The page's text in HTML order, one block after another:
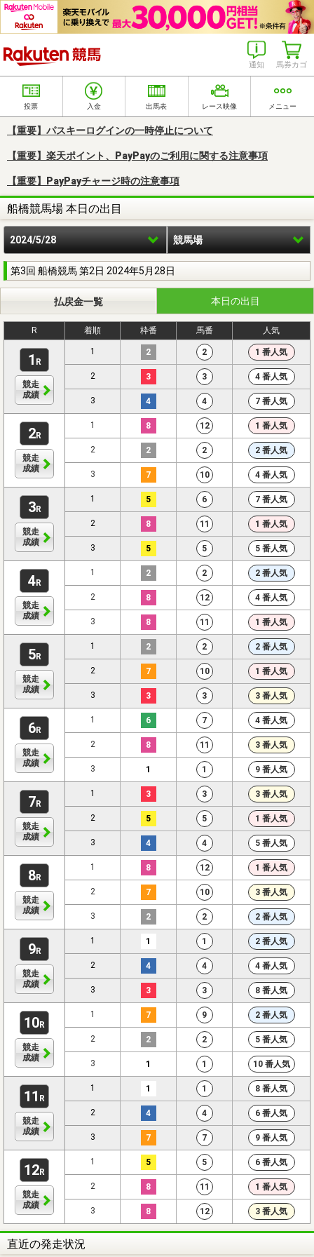
馬券カゴ
通知
投票 入金 出馬表 レース映像 メニュー
【重要】パスキーログインの一時停止について
【重要】楽天ポイント、PayPayのご利用に関する注意事項
【重要】PayPayチャージ時の注意事項
船橋競馬場 本日の出目
2024/5/28 競馬場
第3回 船橋競馬 第2日 2024年5月28日
払戻金一覧 本日の出目
R 着順 枠番 馬番 人気
1 R
競走
成績
1 2 2 1 番人気
2 3 3 4 番人気
3 4 4 7 番人気
2R
競走
成績
1 8 12 1 番人気
2 2 2 2 番人気
3 7 10 4 番人気
3R
競走
成績
1 5 6 7 番人気
2 8 11 1 番人気
3 5 5 5 番人気
4R
競走
成績
1 2 2 2 番人気
2 8 12 4 番人気
3 8 11 1 番人気
5R
競走
成績
1 2 2 2 番人気
2 7 10 1 番人気
3 3 3 3 番人気
6R
競走
成績
1 6 7 4 番人気
2 8 11 3 番人気
3 1 1 9 番人気
7R
競走
成績
1 3 3 3 番人気
2 5 5 1 番人気
3 4 4 5 番人気
8R
競走
成績
1 8 12 1 番人気
2 7 10 3 番人気
3 2 2 2 番人気
9R
競走
成績
1 1 1 2 番人気
2 4 4 4 番人気
3 3 3 8 番人気
10R
競走
成績
1 7 9 2 番人気
2 2 2 5 番人気
3 1 1 10 番人気
11 R
競走
成績
1 1 1 8 番人気
2 4 4 6 番人気
3 7 7 9 番人気
12R
競走
成績
1 5 5 6 番人気
2 8 11 1 番人気
3 8 12 3 番人気
直近の発走状況